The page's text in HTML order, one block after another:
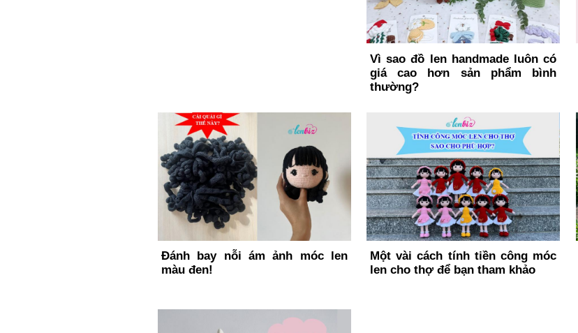
Vì sao đồ len handmade luôn có
giá cao hơn sản phẩm bình
thường?
Đánh bay nỗi ám ảnh móc len
màu đen!
Một vài cách tính tiền công móc
len cho thợ để bạn tham khảo